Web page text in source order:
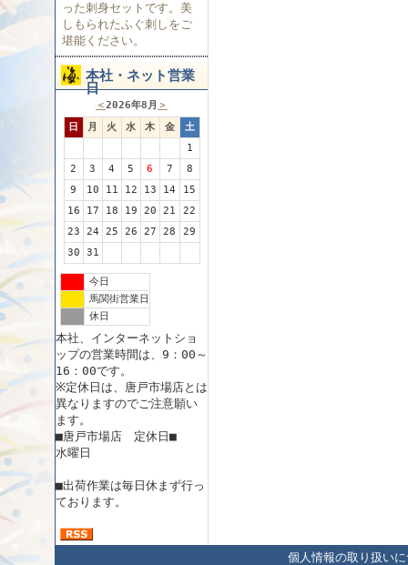
った刺身セットです。美
しもられたふぐ刺しをご
堪能ください。
本社・ネット営業
日
＜2026年8月 ＞
日
月 火 水 木 金
土
1
2
3 4 5 6 7
8
9
10 11 12 13 14
15
16
17 18 19 20 21
22
23
24 25 26 27 28
29
30
31
今日
馬関街営業日
休日
本社、インターネットショ
ップの営業時間は、9：00～
16：00です。
※定休日は、唐戸市場店とは
異なりますのでご注意願い
ます。
■唐戸市場店 定休日■
水曜日
■出荷作業は毎日休まず行っ
ております。
個人情報の取り扱い